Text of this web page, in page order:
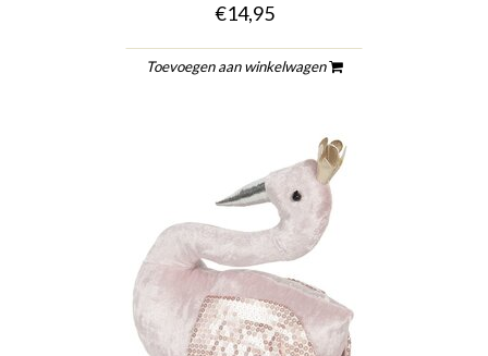
€14,95
Toevoegen aan winkelwagen